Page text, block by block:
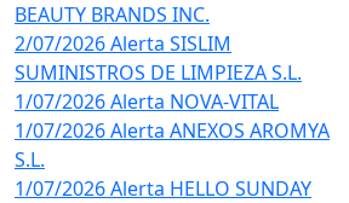
BEAUTY BRANDS INC.
2/07/2026 Alerta SISLIM
SUMINISTROS DE LIMPIEZA S.L.
1/07/2026 Alerta NOVA-VITAL
1/07/2026 Alerta ANEXOS AROMYA
S.L.
1/07/2026 Alerta HELLO SUNDAY